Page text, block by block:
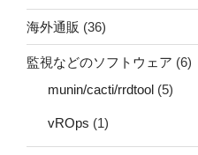
海外通販 (36)
監視などのソフトウェア (6)
munin/cacti/rrdtool (5)
vROps (1)